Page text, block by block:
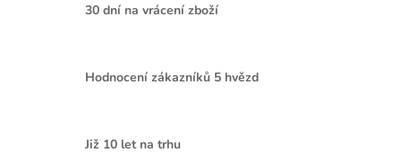
30 dní na vrácení zboží
Hodnocení zákazníků 5 hvězd
Již 10 let na trhu